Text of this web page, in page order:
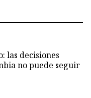
las decisiones
no puede seguir